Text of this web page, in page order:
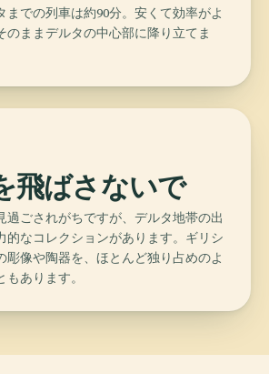
までの列車は約90分。安くて効率がよ
のままデルタの中心部に降り立てま
飛ばさないで
過ごされがちですが、デルタ地帯の出
的なコレクションがあります。ギリシ
彫像や陶器を、ほとんど独り占めのよ
あります。